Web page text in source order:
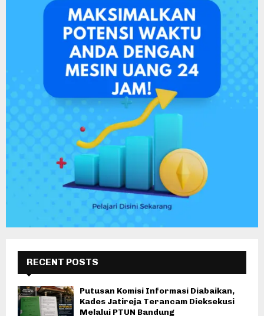
RECENT POSTS
Putusan Komisi Informasi Diabaikan,
Kades Jatireja Terancam Dieksekusi
Melalui PTUN Bandung